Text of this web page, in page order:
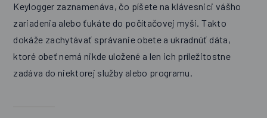
Keylogger zaznamenáva, čo píšete na klávesnici vášho
zariadenia alebo ťukáte do počítačovej myši. Takto
dokáže zachytávať správanie obete a ukradnúť dáta,
ktoré obeť nemá nikde uložené a len ich príležitostne
zadáva do niektorej služby alebo programu.